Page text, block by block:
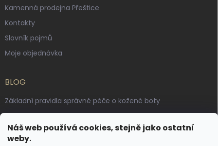
Náš web používá cookies, stejně jako ostatní
weby.
Kamenná prodejna Přeštice
Kontakty
Slovník pojmů
Moje objednávka
BLOG
Základní pravidla správné péče o kožené boty
Výroba českých kožených opasků: vůně pravé kůže, dotek
řemesla